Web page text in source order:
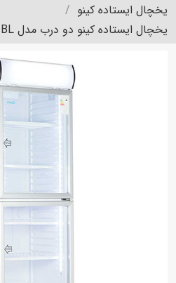
یخچال ایستاده کینو
یخچال ایستاده کینو دو درب مدل KR680-BL